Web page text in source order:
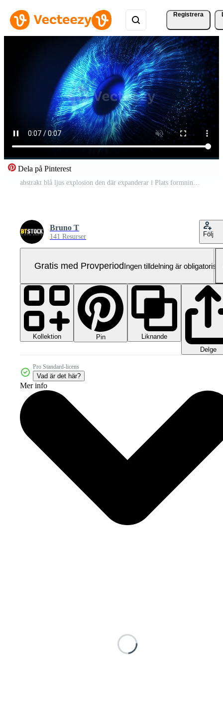
Registrera
Dela på Pinterest
abstrakt blå ljus explosion den där expanderar i Plats formning en mänsklig öga. begrepp av teknologisk syn eller artificiell intelligens kontrollera. digital trogen iris bakgrund.guds ögonblick av skapande Pro Video
Bruno T
141 Resurser Följ
Gratis med ProvperiodIngen tilldelning är obligatorisk
Kollektion Pin
Liknande
Delge
Pro Standard-licens
Vad är det här?
Mer info